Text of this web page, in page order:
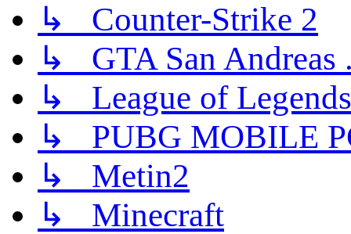
↳ Counter-Strike 2
↳ GTA San Andreas
↳ League of Legends
↳ PUBG MOBILE
↳ Metin2
↳ Minecraft